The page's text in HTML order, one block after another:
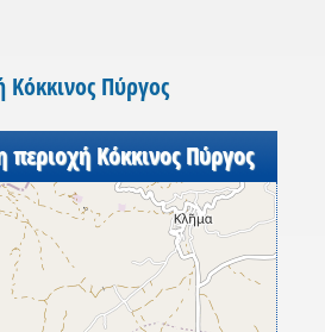
Κόκκινος Πύργος
περιοχή Κόκκινος Πύργος